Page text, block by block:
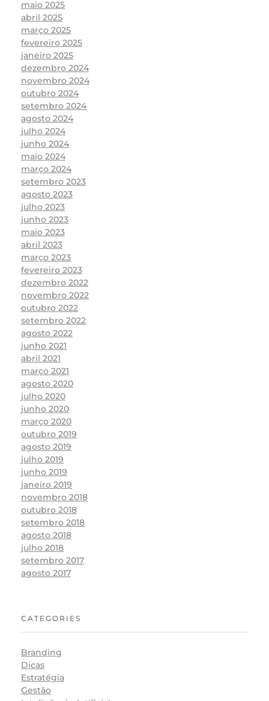
maio 2025
abril 2025
março 2025
fevereiro 2025
janeiro 2025
dezembro 2024
novembro 2024
outubro 2024
setembro 2024
agosto 2024
julho 2024
junho 2024
maio 2024
março 2024
setembro 2023
agosto 2023
julho 2023
junho 2023
maio 2023
abril 2023
março 2023
fevereiro 2023
dezembro 2022
novembro 2022
outubro 2022
setembro 2022
agosto 2022
junho 2021
abril 2021
março 2021
agosto 2020
julho 2020
junho 2020
março 2020
outubro 2019
agosto 2019
julho 2019
junho 2019
janeiro 2019
novembro 2018
outubro 2018
setembro 2018
agosto 2018
julho 2018
setembro 2017
agosto 2017
CATEGORIES
Branding
Dicas
Estratégia
Gestão